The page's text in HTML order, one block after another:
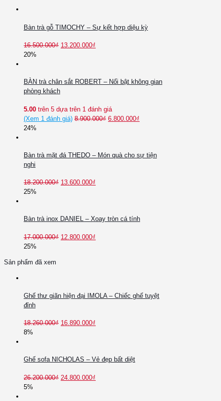
Bàn trà gỗ TIMOCHY – Sự kết hợp diệu kỳ
16.500.000₫ 13.200.000₫
20%
BÀN trà chân sắt ROBERT – Nổi bật không gian
phòng khách
5.00 trên 5 dựa trên 1 đánh giá
(Xem 1 đánh giá) 8.900.000₫ 6.800.000₫
24%
Bàn trà mặt đá THEDO – Món quà cho sự tiện
nghi
18.200.000₫ 13.600.000₫
25%
Bàn trà inox DANIEL – Xoay tròn cá tính
17.000.000₫ 12.800.000₫
25%
Sản phẩm đã xem
Ghế thư giãn hiện đại IMOLA – Chiếc ghế tuyệt
đỉnh
18.260.000₫ 16.890.000₫
8%
Ghế sofa NICHOLAS – Vẻ đẹp bất diệt
26.200.000₫ 24.800.000₫
5%